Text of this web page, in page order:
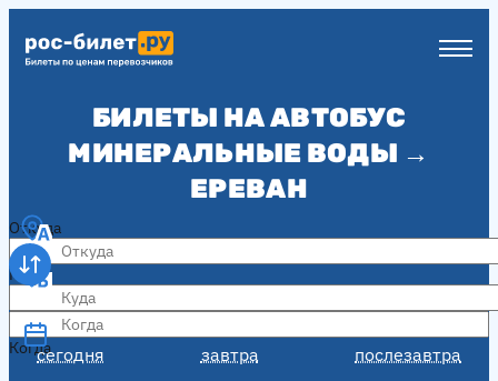
БИЛЕТЫ НА АВТОБУС
МИНЕРАЛЬНЫЕ ВОДЫ →
ЕРЕВАН
Откуда
Куда
Когда
сегодня завтра послезавтра
Когда